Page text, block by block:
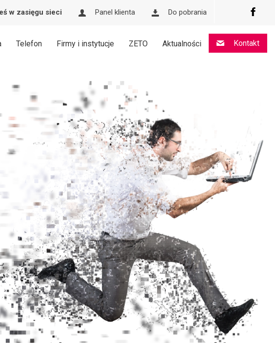
w zasięgu sieci Panel klienta Do pobrania
Kontakt
Telefon Firmy i instytucje ZETO Aktualności